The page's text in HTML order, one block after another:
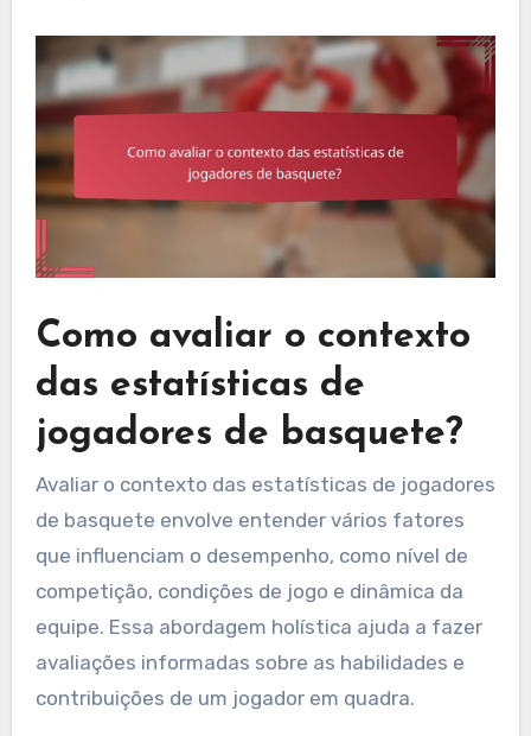
Como avaliar o contexto
das estatísticas de
jogadores de basquete?
Avaliar o contexto das estatísticas de jogadores
de basquete envolve entender vários fatores
que influenciam o desempenho, como nível de
competição, condições de jogo e dinâmica da
equipe. Essa abordagem holística ajuda a fazer
avaliações informadas sobre as habilidades e
contribuições de um jogador em quadra.